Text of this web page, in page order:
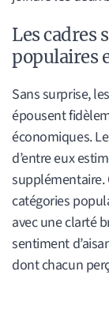
Les cadres
populaires
Sans surprise,
épousent
économiques.
d’entre eux
supplémentaire.
catégories
avec une clarté
sentiment
dont chacun